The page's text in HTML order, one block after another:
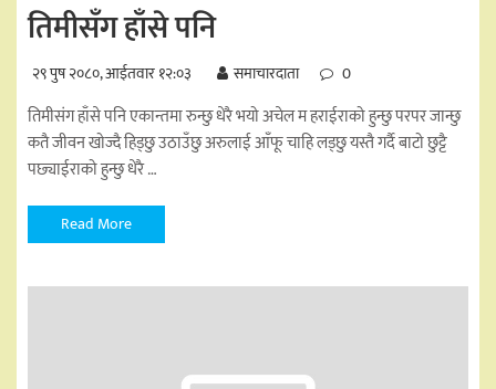
तिमीसँग हाँसे पनि
२९ पुष २०८०, आईतवार १२:०३ समाचारदाता 0
तिमीसंग हाँसे पनि एकान्तमा रुन्छु धेरै भयो अचेल म हराईराको हुन्छु परपर जान्छु
कतै जीवन खोज्दै हिड्छु उठाउँछु अरुलाई आँफू चाहि लड्छु यस्तै गर्दै बाटो छुट्टै
पछ्याईराको हुन्छु धेरै …
Read More